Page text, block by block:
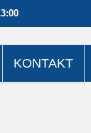
KONTAKT